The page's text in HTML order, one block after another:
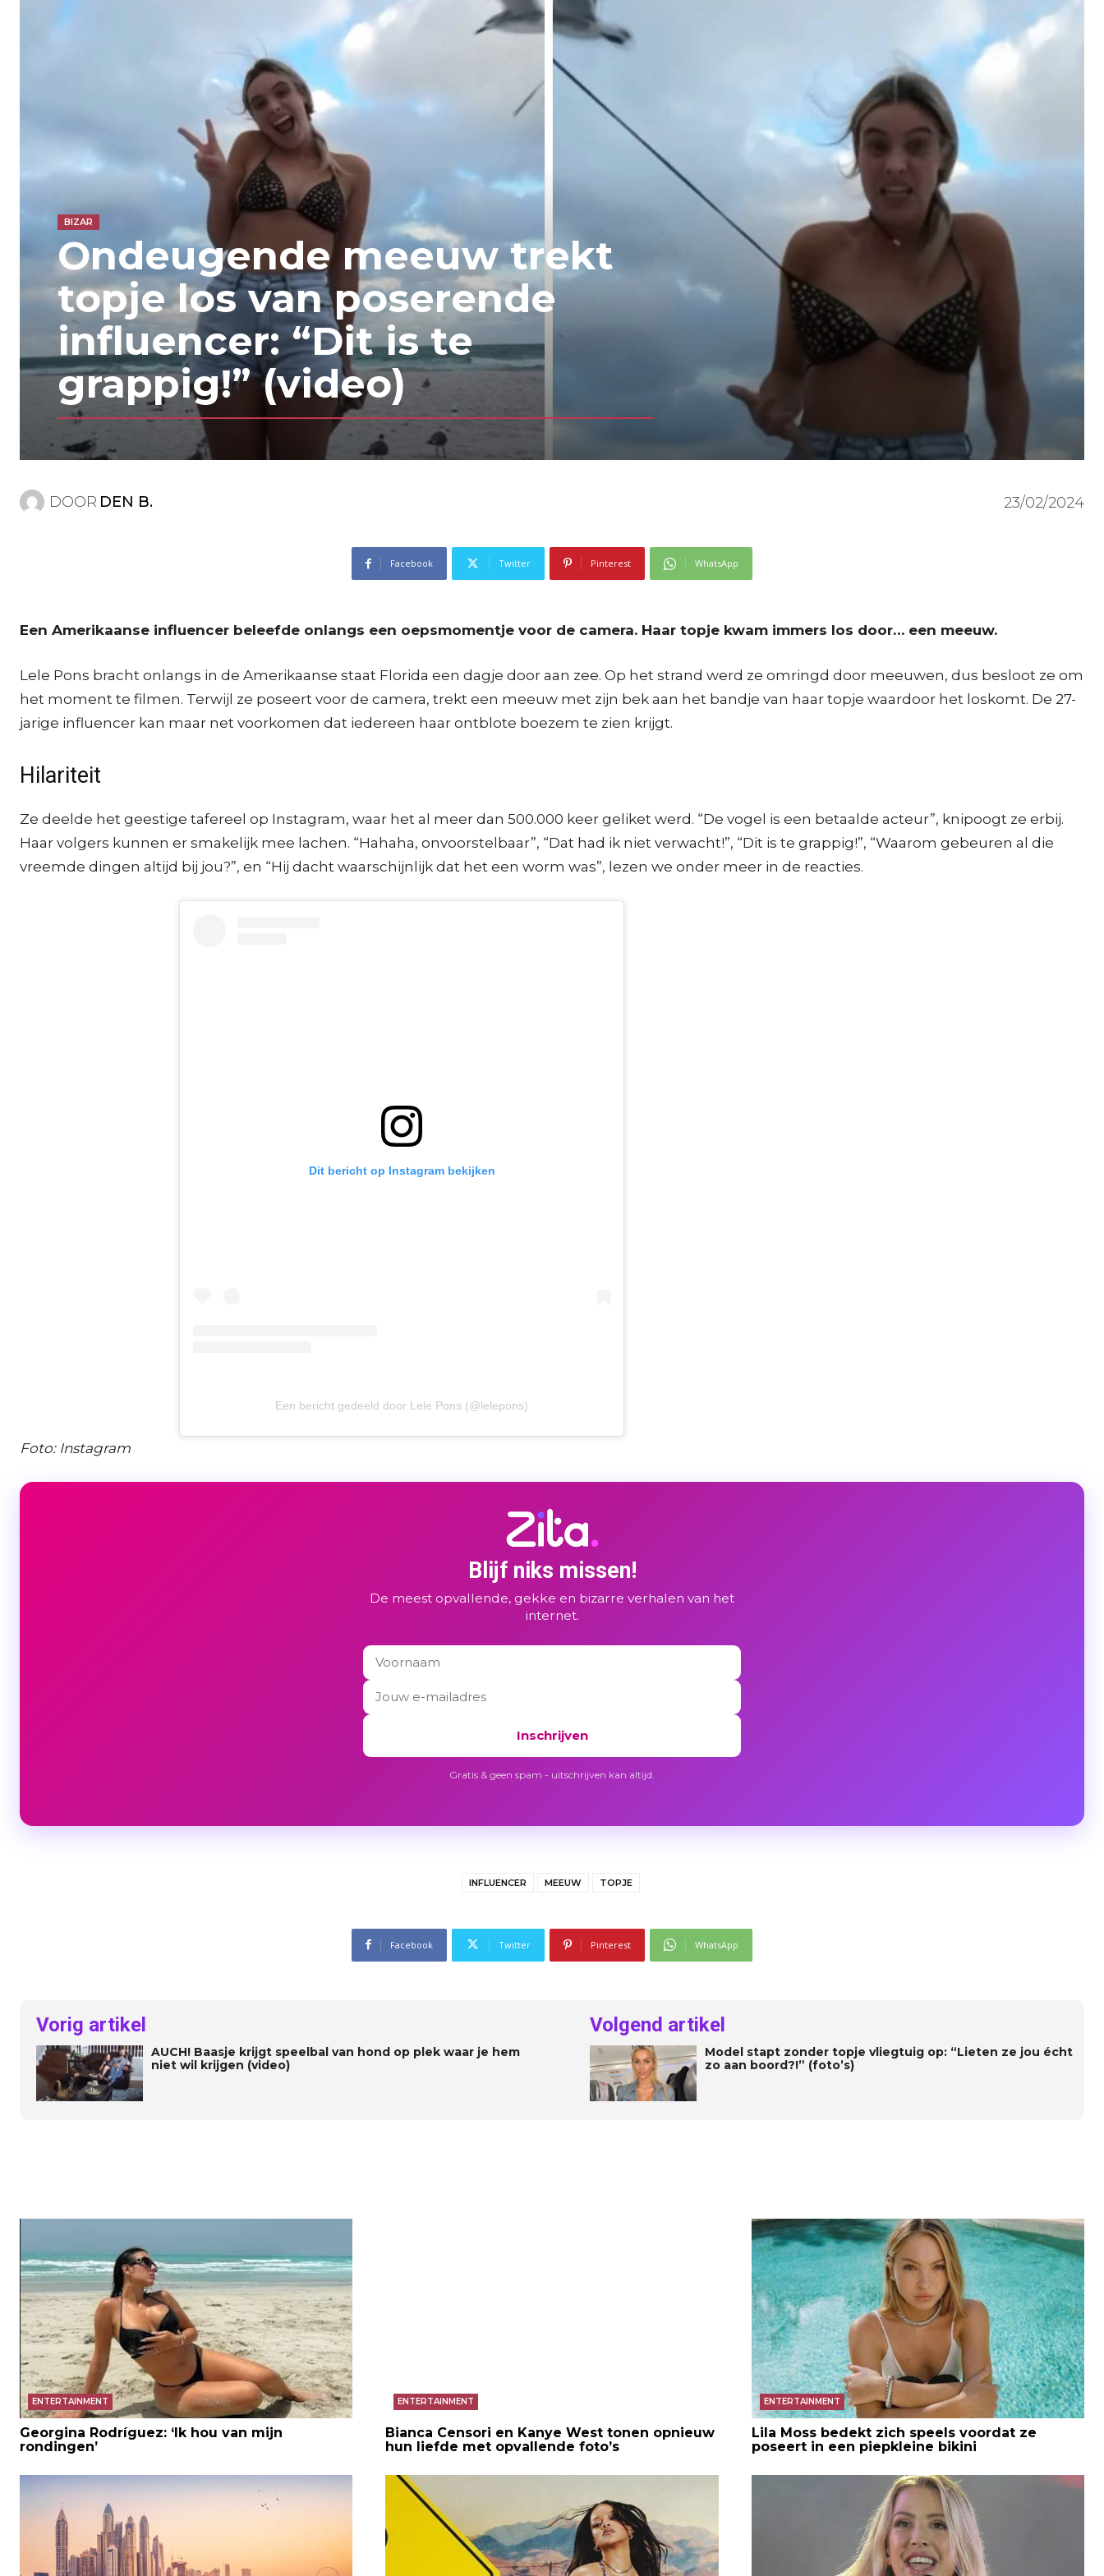
BIZAR
Ondeugende meeuw trekt
topje los van poserende
influencer: “Dit is te
grappig!” (video)
DOOR DEN B. 23/02/2024
Facebook Twitter Pinterest WhatsApp
Een Amerikaanse influencer beleefde onlangs een oepsmomentje voor de camera. Haar topje kwam immers los door… een meeuw.
Lele Pons bracht onlangs in de Amerikaanse staat Florida een dagje door aan zee. Op het strand werd ze omringd door meeuwen, dus besloot ze om
het moment te filmen. Terwijl ze poseert voor de camera, trekt een meeuw met zijn bek aan het bandje van haar topje waardoor het loskomt. De 27-
jarige influencer kan maar net voorkomen dat iedereen haar ontblote boezem te zien krijgt.
Hilariteit
Ze deelde het geestige tafereel op Instagram, waar het al meer dan 500.000 keer geliket werd. “De vogel is een betaalde acteur”, knipoogt ze erbij.
Haar volgers kunnen er smakelijk mee lachen. “Hahaha, onvoorstelbaar”, “Dat had ik niet verwacht!”, “Dit is te grappig!”, “Waarom gebeuren al die
vreemde dingen altijd bij jou?”, en “Hij dacht waarschijnlijk dat het een worm was”, lezen we onder meer in de reacties.
Dit bericht op Instagram bekijken
Een bericht gedeeld door Lele Pons (@lelepons)
Foto: Instagram
Blijf niks missen!
De meest opvallende, gekke en bizarre verhalen van het
internet.
Inschrijven
Gratis & geen spam - uitschrijven kan altijd.
INFLUENCER MEEUW TOPJE
Facebook Twitter Pinterest WhatsApp
Vorig artikel
AUCH! Baasje krijgt speelbal van hond op plek waar je hem
niet wil krijgen (video)
Volgend artikel
Model stapt zonder topje vliegtuig op: “Lieten ze jou écht
zo aan boord?!” (foto’s)
ENTERTAINMENT
Georgina Rodríguez: ‘Ik hou van mijn
rondingen’
ENTERTAINMENT
Bianca Censori en Kanye West tonen opnieuw
hun liefde met opvallende foto’s
ENTERTAINMENT
Lila Moss bedekt zich speels voordat ze
poseert in een piepkleine bikini